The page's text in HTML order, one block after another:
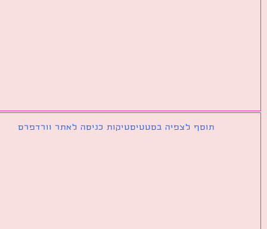
תוסף לצפיה בסטטיסטיקות כניסה לאתר וורדפרס